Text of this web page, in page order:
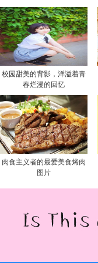
校园甜美的背影，洋溢着青
春烂漫的回忆
肉食主义者的最爱美食烤肉
图片